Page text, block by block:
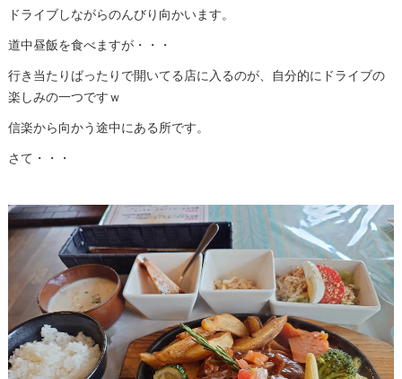
ドライブしながらのんびり向かいます。
道中昼飯を食べますが・・・
行き当たりばったりで開いてる店に入るのが、自分的にドライブの
楽しみの一つですｗ
信楽から向かう途中にある所です。
さて・・・